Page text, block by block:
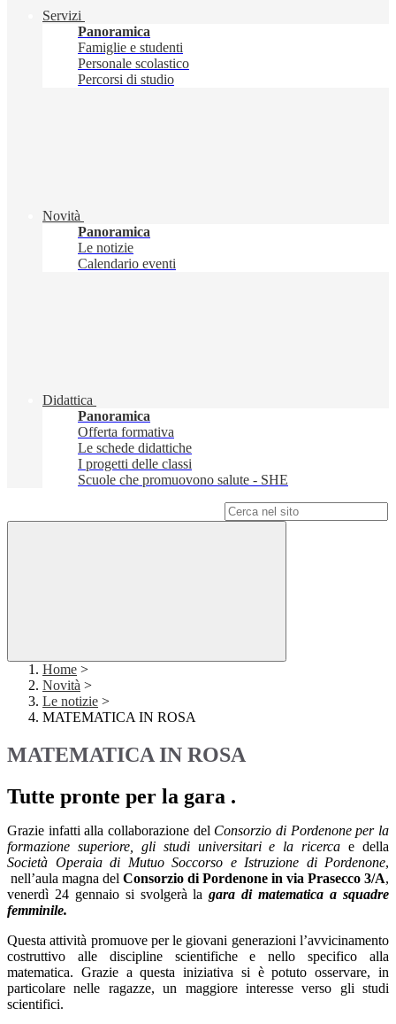
Servizi
Panoramica
Famiglie e studenti
Personale scolastico
Percorsi di studio
Novità
Panoramica
Le notizie
Calendario eventi
Didattica
Panoramica
Offerta formativa
Le schede didattiche
I progetti delle classi
Scuole che promuovono salute - SHE
Home >
Novità >
Le notizie >
MATEMATICA IN ROSA
MATEMATICA IN ROSA
Tutte pronte per la gara .
Grazie infatti alla collaborazione del Consorzio di Pordenone per la
formazione superiore, gli studi universitari e la ricerca e della
Società Operaia di Mutuo Soccorso e Istruzione di Pordenone,
nell’aula magna del Consorzio di Pordenone in via Prasecco 3/A,
venerdì 24 gennaio si svolgerà lagara di matematica a squadre
femminile.
Questa attività promuove per le giovani generazioni l’avvicinamento
costruttivo alle discipline scientifiche e nello specifico alla
matematica. Grazie a questa iniziativa si è potuto osservare, in
particolare nelle ragazze, un maggiore interesse verso gli studi
scientifici.